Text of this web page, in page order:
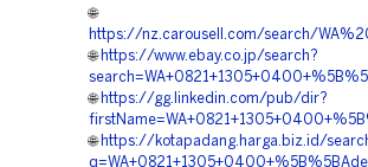
🌐
https://nz.carousell.com/search/
🌐 https://www.ebay.co.jp/search?
🌐 https://gg.linkedin.com/pub/dir?
🌐 https://kotapadang.harga.biz.id/